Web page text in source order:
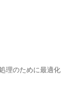
理のために最適化